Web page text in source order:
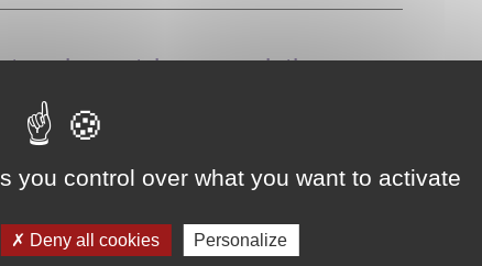
et les associations pour
entreprises permettent à leurs
via du don de temps
compétences, défis, appels à
plus de 600 000 h de bénévolat en travaillant
you control over what you want to activate
Deny all cookies Personalize